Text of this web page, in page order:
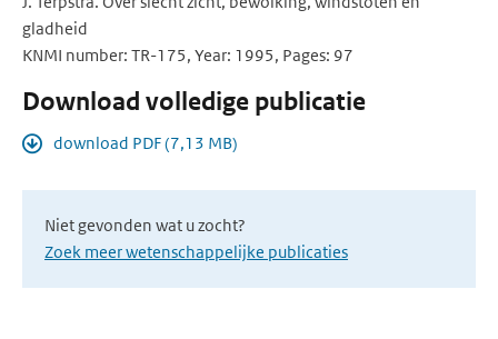
gladheid
KNMI number: TR-175, Year: 1995, Pages: 97
Download volledige publicatie
download PDF (7,13 MB)
Niet gevonden wat u zocht?
Zoek meer wetenschappelijke publicaties